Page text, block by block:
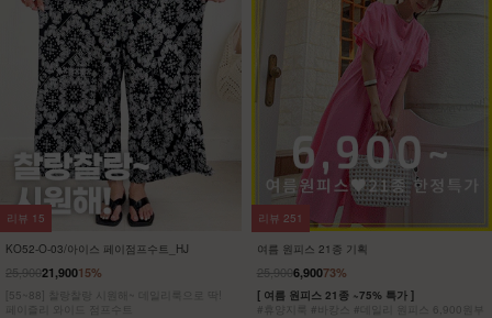
KO32-T-01/파리 호일프린팅 반팔티
75%
23,9005,900
[ 한정수량 특가 ]
[55~120] 유니크한 골드 프린팅!! 반팔티/박시
리뷰 8
KO62-T-20/위겟 박스반팔티_DY
19,900
[55-100] 가볍고 시원한 원단은 물론
피부에 달라붙지 않아 하루종일 쾌적해!
리뷰 5